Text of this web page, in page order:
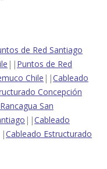
de Red Santiago
|| Puntos de Red
Chile ||Cableado
Concepción
San
||Cableado
Cableado Estructurado